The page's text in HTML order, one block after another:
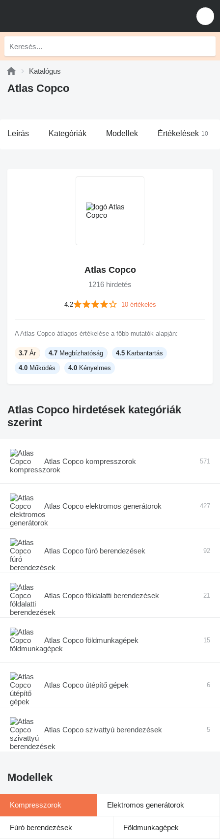
Katalógus
Atlas Copco
Leírás Kategóriák Modellek Értékelések 10
Atlas Copco
1216 hirdetés
4.2 10 értékelés
A Atlas Copco átlagos értékelése a főbb mutatók alapján:
3.7 Ár 4.7 Megbízhatóság 4.5 Karbantartás
4.0 Működés 4.0 Kényelmes
Atlas Copco hirdetések kategóriák
szerint
Atlas Copco kompresszorok 571
Atlas Copco elektromos generátorok 427
Atlas Copco fúró berendezések 92
Atlas Copco földalatti berendezések 21
Atlas Copco földmunkagépek 15
Atlas Copco útépítő gépek 6
Atlas Copco szivattyú berendezések 5
Modellek
Kompresszorok Elektromos generátorok
Fúró berendezések Földmunkagépek